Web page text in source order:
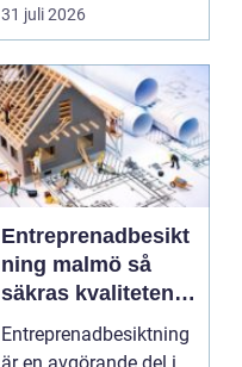
31 juli 2026
Entreprenadbesikt
ning malmö så
säkras kvaliteten i
byggprojekt
Entreprenadbesiktning